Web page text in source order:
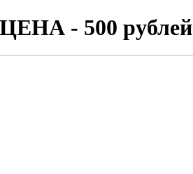
ЦЕНА - 500 рублей